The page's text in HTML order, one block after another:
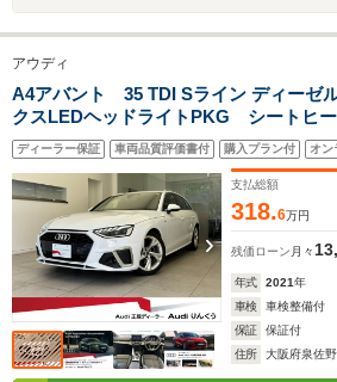
アウディ
A4アバント 35 TDI Sライン ディーゼ
クスLEDヘッドライトPKG シートヒ
リヤ) サラウンドビューカメラ/パーク
アゲート サイドアシスト パワーシー
トライティング シートヒーター 認定
ディーラー保証 車両品質評価書付 購入プラン付 オン
支払総額
318.6万円
残価ローン 月々
年式 2021年
車検
車検整備付
保証
保証付
住所
大阪府泉佐